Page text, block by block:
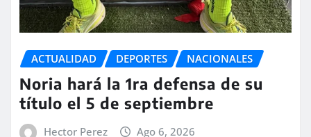
ACTUALIDAD DEPORTES NACIONALES
Noria hará la 1ra defensa de su
título el 5 de septiembre
Hector Perez Ago 6, 2026